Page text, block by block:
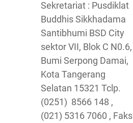
Sekretariat : Pusdiklat
Buddhis Sikkhadama
Santibhumi BSD City
sektor VII, Blok C N0.6,
Bumi Serpong Damai,
Kota Tangerang
Selatan 15321 Tclp.
(0251) 8566 148 ,
(021) 5316 7060 , Faks